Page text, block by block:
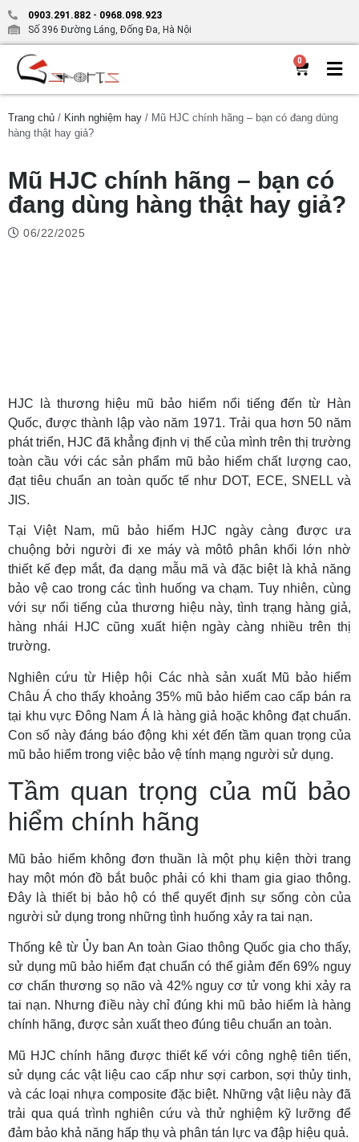
0903.291.882 - 0968.098.923
Số 396 Đường Láng, Đống Đa, Hà Nội
0
Trang chủ / Kinh nghiệm hay / Mũ HJC chính hãng – bạn có đang dùng
hàng thật hay giả?
Mũ HJC chính hãng – bạn có
đang dùng hàng thật hay giả?
06/22/2025
HJC là thương hiệu mũ bảo hiểm nổi tiếng đến từ Hàn
Quốc, được thành lập vào năm 1971. Trải qua hơn 50 năm
phát triển, HJC đã khẳng định vị thế của mình trên thị trường
toàn cầu với các sản phẩm mũ bảo hiểm chất lượng cao,
đạt tiêu chuẩn an toàn quốc tế như DOT, ECE, SNELL và
JIS.
Tại Việt Nam, mũ bảo hiểm HJC ngày càng được ưa
chuộng bởi người đi xe máy và môtô phân khối lớn nhờ
thiết kế đẹp mắt, đa dạng mẫu mã và đặc biệt là khả năng
bảo vệ cao trong các tình huống va chạm. Tuy nhiên, cùng
với sự nổi tiếng của thương hiệu này, tình trạng hàng giả,
hàng nhái HJC cũng xuất hiện ngày càng nhiều trên thị
trường.
Nghiên cứu từ Hiệp hội Các nhà sản xuất Mũ bảo hiểm
Châu Á cho thấy khoảng 35% mũ bảo hiểm cao cấp bán ra
tại khu vực Đông Nam Á là hàng giả hoặc không đạt chuẩn.
Con số này đáng báo động khi xét đến tầm quan trọng của
mũ bảo hiểm trong việc bảo vệ tính mạng người sử dụng.
Tầm quan trọng của mũ bảo
hiểm chính hãng
Mũ bảo hiểm không đơn thuần là một phụ kiện thời trang
hay một món đồ bắt buộc phải có khi tham gia giao thông.
Đây là thiết bị bảo hộ có thể quyết định sự sống còn của
người sử dụng trong những tình huống xảy ra tai nạn.
Thống kê từ Ủy ban An toàn Giao thông Quốc gia cho thấy,
sử dụng mũ bảo hiểm đạt chuẩn có thể giảm đến 69% nguy
cơ chấn thương sọ não và 42% nguy cơ tử vong khi xảy ra
tai nạn. Nhưng điều này chỉ đúng khi mũ bảo hiểm là hàng
chính hãng, được sản xuất theo đúng tiêu chuẩn an toàn.
Mũ HJC chính hãng được thiết kế với công nghệ tiên tiến,
sử dụng các vật liệu cao cấp như sợi carbon, sợi thủy tinh,
và các loại nhựa composite đặc biệt. Những vật liệu này đã
trải qua quá trình nghiên cứu và thử nghiệm kỹ lưỡng để
đảm bảo khả năng hấp thụ và phân tán lực va đập hiệu quả.